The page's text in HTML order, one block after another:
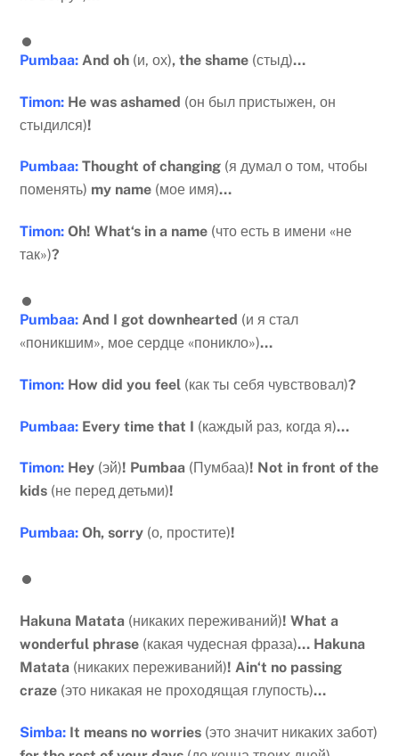
Pumbaa: And oh (и, ох), the shame (стыд)…
Timon: He was ashamed (он был пристыжен, он
стыдился)!
Pumbaa: Thought of changing (я думал о том, чтобы
поменять) my name (мое имя)…
Timon: Oh!What‘s in a name (что есть в имени «не
так»)?
Pumbaa: And I got downhearted (и я стал
«поникшим», мое сердце «поникло»)…
Timon: How did you feel (как ты себя чувствовал)?
Pumbaa: Every time that I (каждый раз, когда я)…
Timon: Hey (эй)! Pumbaa (Пумбаа)! Not in front of the
kids (не перед детьми)!
Pumbaa: Oh,sorry (о, простите)!
Hakuna Matata (никаких переживаний)!What a
wonderful phrase (какая чудесная фраза)… Hakuna
Matata (никаких переживаний)!Ain‘t no passing
craze (это никакая не проходящая глупость)…
Simba: It means no worries (это значит никаких забот)